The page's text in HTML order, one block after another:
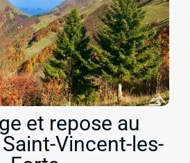
et repose au
Vincent-les-